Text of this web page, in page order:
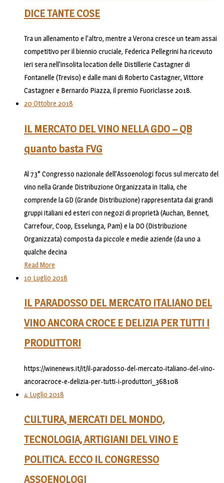
DICE TANTE COSE
Tra un allenamento e l’altro, mentre a Verona cresce un team assai
competitivo per il biennio cruciale, Federica Pellegrini ha ricevuto
ieri sera nell’insolita location delle Distillerie Castagner di
Fontanelle (Treviso) e dalle mani di Roberto Castagner, Vittore
Castagner e Bernardo Piazza, il premio Fuoriclasse 2018.
20 Ottobre 2018
IL MERCATO DEL VINO NELLA GDO – QB
quanto basta FVG
Al 73° Congresso nazionale dell’Assoenologi focus sul mercato del
vino nella Grande Distribuzione Organizzata in Italia, che
comprende la GD (Grande Distribuzione) rappresentata dai grandi
gruppi italiani ed esteri con negozi di proprietà (Auchan, Bennet,
Carrefour, Coop, Esselunga, Pam) e la DO (Distribuzione
Organizzata) composta da piccole e medie aziende (da uno a
qualche decina
Read More
10 Luglio 2018
IL PARADOSSO DEL MERCATO ITALIANO DEL
VINO ANCORA CROCE E DELIZIA PER TUTTI I
PRODUTTORI
https://winenews.it/it/il-paradosso-del-mercato-italiano-del-vino-
ancoracroce-e-delizia-per-tutti-i-produttori_368108
4 Luglio 2018
CULTURA, MERCATI DEL MONDO,
TECNOLOGIA, ARTIGIANI DEL VINO E
POLITICA. ECCO IL CONGRESSO
ASSOENOLOGI